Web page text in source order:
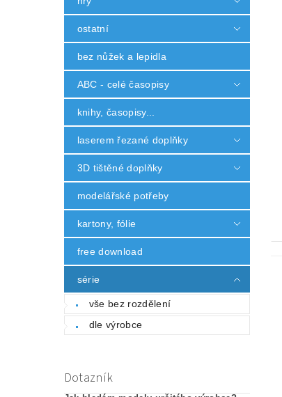
ostatní
bez nůžek a lepidla
ABC - celé časopisy
knihy, časopisy...
laserem řezané doplňky
3D tištěné doplňky
modelářské potřeby
kartony, fólie
free download
série
vše bez rozdělení
dle výrobce
Dotazník